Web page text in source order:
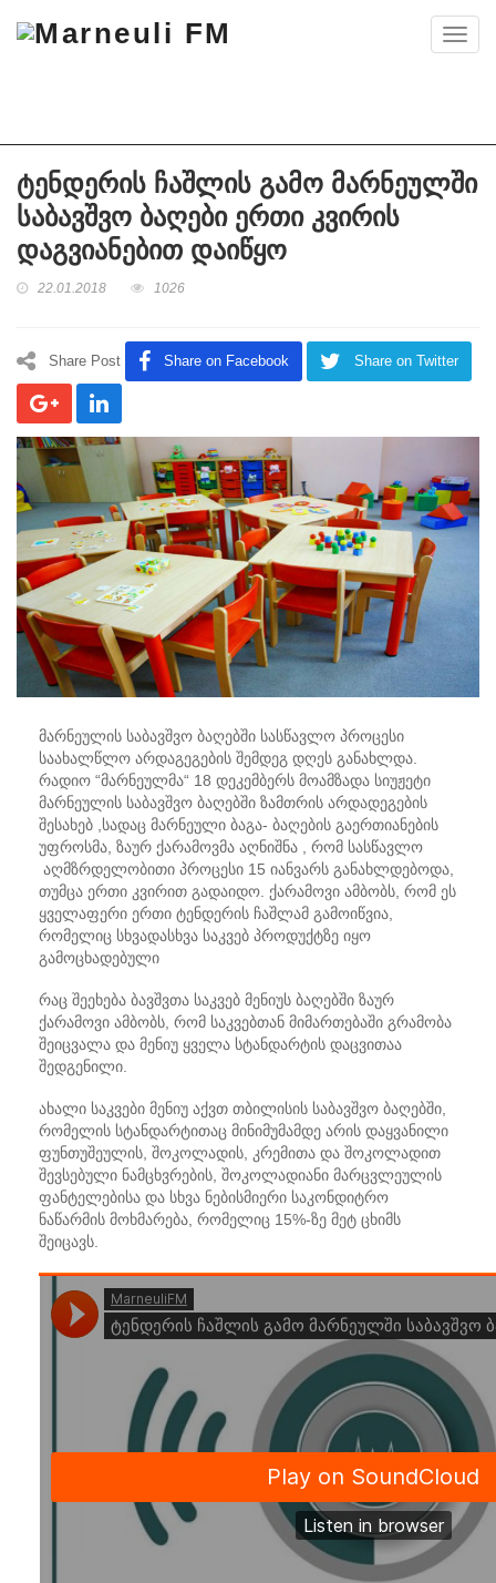
ტენდერის ჩაშლის გამო მარნეულში
საბავშვო ბაღები ერთი კვირის
დაგვიანებით დაიწყო
22.01.2018 1026
Share Post Share on Facebook Share on Twitter
მარნეულის საბავშვო ბაღებში სასწავლო პროცესი
საახალწლო არდაგეგების შემდეგ დღეს განახლდა.
რადიო “მარნეულმა“ 18 დეკემბერს მოამზადა სიუჟეტი
მარნეულის საბავშვო ბაღებში ზამთრის არდადეგების
შესახებ ,სადაც მარნეული ბაგა- ბაღების გაერთიანების
უფროსმა, ზაურ ქარამოვმა აღნიშნა , რომ სასწავლო
აღმზრდელობითი პროცესი 15 იანვარს განახლდებოდა,
თუმცა ერთი კვირით გადაიდო. ქარამოვი ამბობს, რომ ეს
ყველაფერი ერთი ტენდერის ჩაშლამ გამოიწვია,
რომელიც სხვადასხვა საკვებ პროდუქტზე იყო
გამოცხადებული
რაც შეეხება ბავშვთა საკვებ მენიუს ბაღებში ზაურ
ქარამოვი ამბობს, რომ საკვებთან მიმართებაში გრამობა
შეიცვალა და მენიუ ყველა სტანდარტის დაცვითაა
შედგენილი.
ახალი საკვები მენიუ აქვთ თბილისის საბავშვო ბაღებში,
რომელის სტანდარტითაც მინიმუმამდე არის დაყვანილი
ფუნთუშეულის, შოკოლადის, კრემითა და შოკოლადით
შევსებული ნამცხვრების, შოკოლადიანი მარცვლეულის
ფანტელებისა და სხვა ნებისმიერი საკონდიტრო
ნაწარმის მოხმარება, რომელიც 15%-ზე მეტ ცხიმს
შეიცავს.